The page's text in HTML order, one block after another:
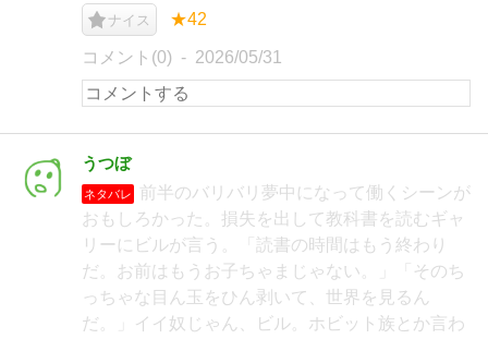
ナイス ★42
コメント(0) 2026/05/31
うつぼ
ネタバレ
前半のバリバリ夢中になって働くシーンが
おもしろかった。損失を出して教科書を読むギャ
リーにビルが言う。「読書の時間はもう終わり
だ。お前はもうお子ちゃまじゃない。」「そのち
っちゃな目ん玉をひん剥いて、世界を見るん
だ。」イイ奴じゃん、ビル。ホビット族とか言わ